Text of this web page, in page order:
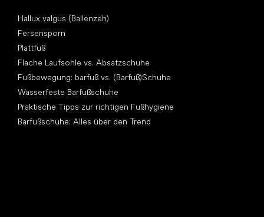
Hallux valgus (Ballenzeh)
Fersensporn
Plattfuß
Flache Laufsohle vs. Absatzschuhe
Fußbewegung: barfuß vs. (Barfuß)Schuhe
Wasserfeste Barfußschuhe
Praktische Tipps zur richtigen Fußhygiene
Barfußschuhe: Alles über den Trend